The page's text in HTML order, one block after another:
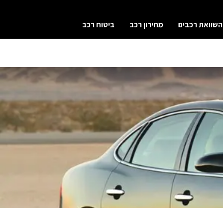
השוואת רכבים מחירון רכב ביטוח רכב